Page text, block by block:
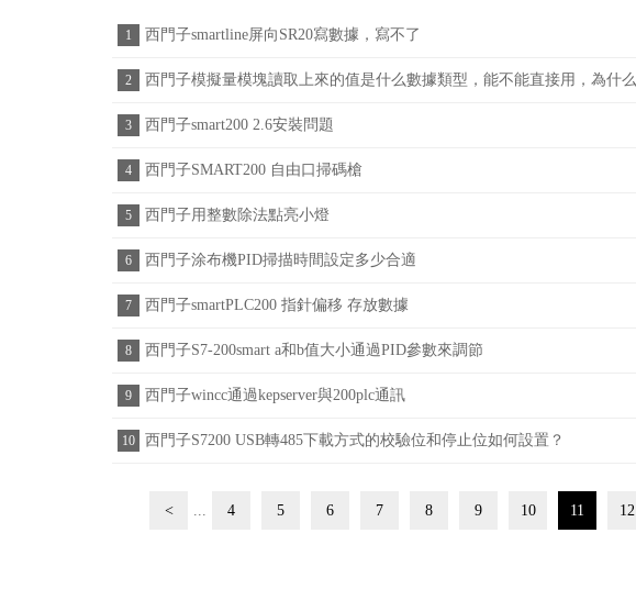
1 西門子smartline屏向SR20寫數據，寫不了
2 西門子模擬量模塊讀取上來的值是什么數據類型，能不能直接用，為什
3 西門子smart200 2.6安裝問題
4 西門子SMART200 自由口掃碼槍
5 西門子用整數除法點亮小燈
6 西門子涂布機PID掃描時間設定多少合適
7 西門子smartPLC200 指針偏移 存放數據
8 西門子S7-200smart a和b值大小通過PID參數來調節
9 西門子wincc通過kepserver與200plc通訊
10 西門子S7200 USB轉485下載方式的校驗位和停止位如何設置？
< ... 4 5 6 7 8 9 10 11 12